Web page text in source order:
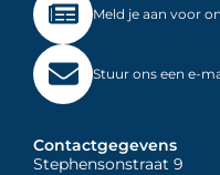
Meld je aan voor
Stuur ons een e-
Contactgegevens
Stephensonstraat 9